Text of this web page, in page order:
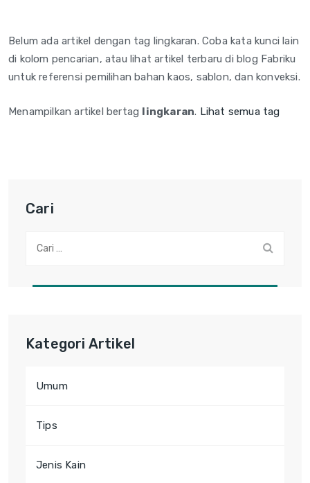
Belum ada artikel dengan tag lingkaran. Coba kata kunci lain
di kolom pencarian, atau lihat artikel terbaru di blog Fabriku
untuk referensi pemilihan bahan kaos, sablon, dan konveksi.
Menampilkan artikel bertag lingkaran. Lihat semua tag
Cari
Kategori Artikel
Umum
Tips
Jenis Kain